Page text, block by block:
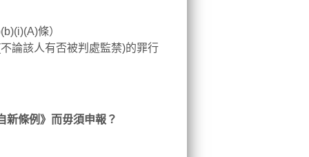
條）
論該人有否被判處監禁)的罪行
新條例》而毋須申報？